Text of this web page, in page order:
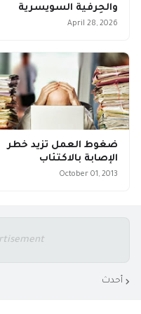
والحِرفية السويسرية
April 28, 2026
ضغوط العمل تزيد خطر
الإصابة بالاكتئاب
October 01, 2013
أحدث